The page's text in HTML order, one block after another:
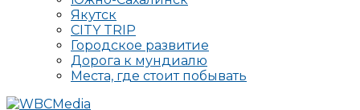
Якутск
CITY TRIP
Городское развитие
Дорога к мундиалю
Места, где стоит побывать